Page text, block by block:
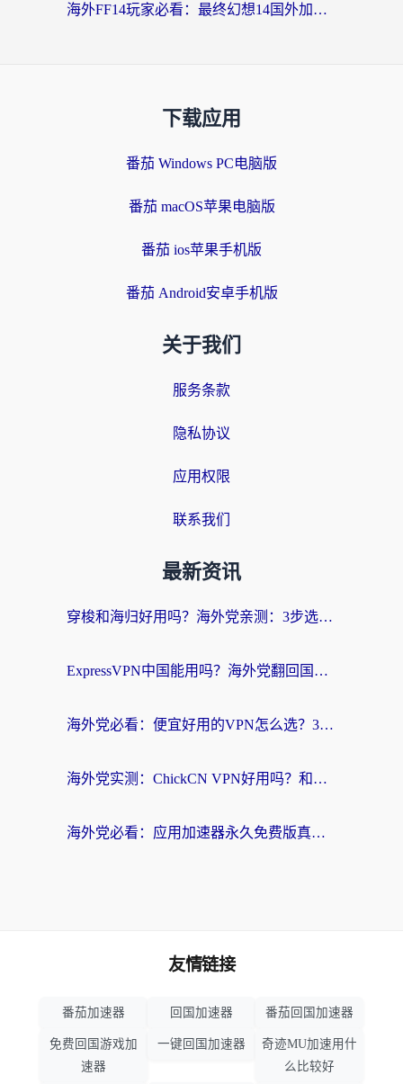
海外FF14玩家必看：最终幻想14国外加速器下载安装全攻略+卡顿解决秘籍
下载应用
番茄 Windows PC电脑版
番茄 macOS苹果电脑版
番茄 ios苹果手机版
番茄 Android安卓手机版
关于我们
服务条款
隐私协议
应用权限
联系我们
最新资讯
穿梭和海归好用吗？海外党亲测：3步选对回国加速器，无缝刷国内剧玩手游
ExpressVPN中国能用吗？海外党翻回国内的加速器选择指南（附番茄加速器实测）
海外党必看：便宜好用的VPN怎么选？3步解决回国访问难题+Steam改区技巧
海外党实测：ChickCN VPN好用吗？和OurPlay VPN对比哪个回国效果更好？附避坑指南
海外党必看：应用加速器永久免费版真的靠谱吗？教你选对回国加速器无缝刷国内资源
友情链接
番茄加速器 回国加速器 番茄回国加速器
免费回国游戏加
速器
一键回国加速器
奇迹MU加速用什
么比较好